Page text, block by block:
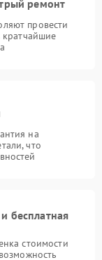
ремонт
провести
кратчайшие
на
что
бесплатная
стоимости